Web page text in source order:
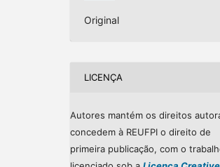
Original
LICENÇA
Autores mantém os direitos
concedem à REUFPI o direito de
primeira publicação, com o